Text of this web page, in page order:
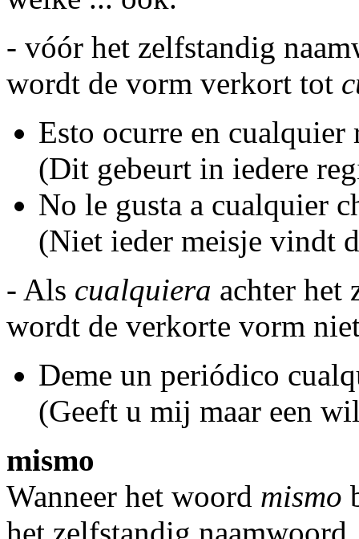
- vóór het zelfstandig
wordt de vorm verkort tot
Esto ocurre en cualquier
(Dit gebeurt in iedere
No le gusta a cualquier
(Niet ieder meisje vindt
- Als cualquiera achter het
wordt de verkorte vorm
Deme un periódico
(Geeft u mij maar een
mismo
Wanneer het woord mismo
het zelfstandig